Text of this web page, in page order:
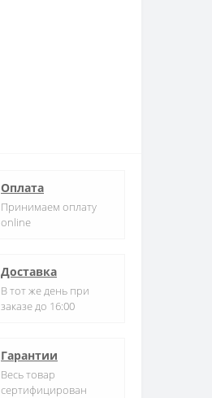
Оплата
Принимаем оплату
online
Доставка
В тот же день при
заказе до 16:00
Гарантии
Весь товар
сертифицирован